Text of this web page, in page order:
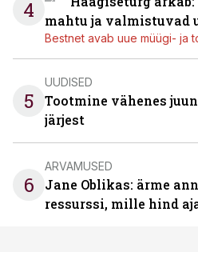
4
mahtu ja valmistuvad
Bestnet avab uue müügi- ja
5
UUDISED
Tootmine vähenes
järjest
6
ARVAMUSED
Jane Oblikas: ärme
ressurssi, mille hind